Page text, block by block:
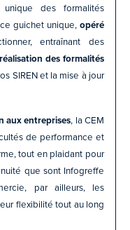
des formalités
guichet unique, opéré
entraînant des
des formalités
SIREN et la mise à jour
aux entreprises, la CEM
de performance et
tout en plaidant pour
que sont Infogreffe
par ailleurs, les
flexibilité tout au long